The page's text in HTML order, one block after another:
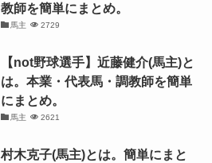
教師を簡単にまとめ。
馬主 2729
【not野球選手】近藤健介(馬主)と
は。本業・代表馬・調教師を簡単
にまとめ。
馬主 2621
村木克子(馬主)とは。簡単にまと